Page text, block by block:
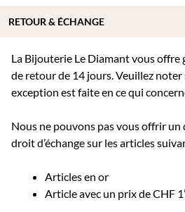
La Bijouterie Le Diamant vous
de retour de 14 jours. Veuillez noter
exception est faite en ce qui
Nous ne pouvons pas vous offrir
droit d’échange sur les articles
Articles en or
Article avec un prix de CHF
RETOUR & ÉCHANGE